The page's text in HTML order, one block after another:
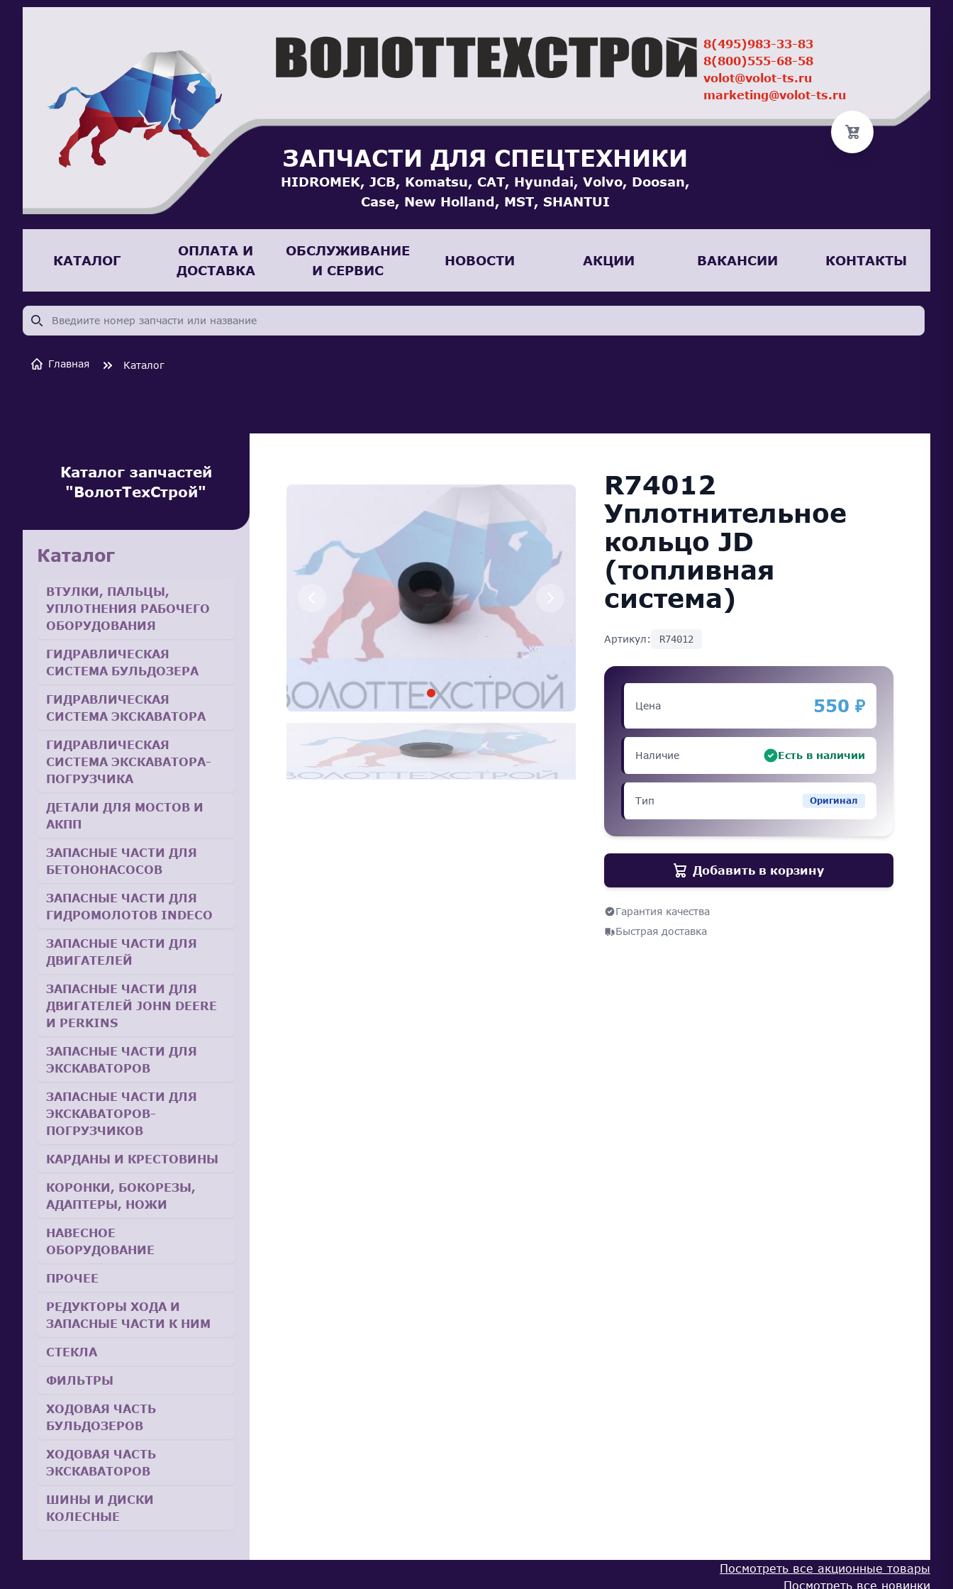
ЗАПЧАСТИ ДЛЯ СПЕЦТЕХНИКИ
HIDROMEK, JCB, Komatsu, CAT, Hyundai, Volvo, Doosan,
Case, New Holland, MST, SHANTUI
8(495)983-33-83
8(800)555-68-58
volot@volot-ts.ru
marketing@volot-ts.ru
КАТАЛОГ
ОПЛАТА И
ДОСТАВКА
ОБСЛУЖИВАНИЕ
И СЕРВИС
НОВОСТИ АКЦИИ ВАКАНСИИ КОНТАКТЫ
Главная Каталог
Каталог запчастей
"ВолотТехСтрой"
Каталог
ВТУЛКИ, ПАЛЬЦЫ,
УПЛОТНЕНИЯ РАБОЧЕГО
ОБОРУДОВАНИЯ
ГИДРАВЛИЧЕСКАЯ
СИСТЕМА БУЛЬДОЗЕРА
ГИДРАВЛИЧЕСКАЯ
СИСТЕМА ЭКСКАВАТОРА
ГИДРАВЛИЧЕСКАЯ
СИСТЕМА ЭКСКАВАТОРА-
ПОГРУЗЧИКА
ДЕТАЛИ ДЛЯ МОСТОВ И
АКПП
ЗАПАСНЫЕ ЧАСТИ ДЛЯ
БЕТОНОНАСОСОВ
ЗАПАСНЫЕ ЧАСТИ ДЛЯ
ГИДРОМОЛОТОВ INDECO
ЗАПАСНЫЕ ЧАСТИ ДЛЯ
ДВИГАТЕЛЕЙ
ЗАПАСНЫЕ ЧАСТИ ДЛЯ
ДВИГАТЕЛЕЙ JOHN DEERE
И PERKINS
ЗАПАСНЫЕ ЧАСТИ ДЛЯ
ЭКСКАВАТОРОВ
ЗАПАСНЫЕ ЧАСТИ ДЛЯ
ЭКСКАВАТОРОВ-
ПОГРУЗЧИКОВ
КАРДАНЫ И КРЕСТОВИНЫ
КОРОНКИ, БОКОРЕЗЫ,
АДАПТЕРЫ, НОЖИ
НАВЕСНОЕ
ОБОРУДОВАНИЕ
ПРОЧЕЕ
РЕДУКТОРЫ ХОДА И
ЗАПАСНЫЕ ЧАСТИ К НИМ
СТЕКЛА
ФИЛЬТРЫ
ХОДОВАЯ ЧАСТЬ
БУЛЬДОЗЕРОВ
ХОДОВАЯ ЧАСТЬ
ЭКСКАВАТОРОВ
ШИНЫ И ДИСКИ
КОЛЕСНЫЕ
R74012
Уплотнительное
кольцо JD
(топливная
система)
Артикул: R74012
Цена 550 ₽
Наличие Есть в наличии
Тип Оригинал
Добавить в корзину
Гарантия качества
Быстрая доставка
Посмотреть все акционные товары
Посмотреть все новинки